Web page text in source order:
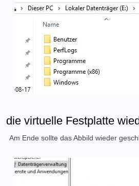
die virtuelle Festplatte
Am Ende sollte das Abbild wieder